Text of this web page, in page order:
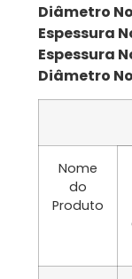
Diâmetro
Espessura
Espessura
Diâmetro
Nome
do
Produto